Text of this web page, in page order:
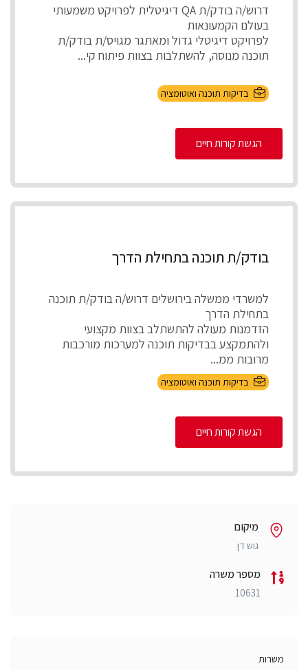
דרוש/ה בודק/ת QA דיגיטלית לפרויקט משמעותי
בעולם הקמעונאות
לפרויקט דיגיטלי גדול ומאתגר מגויס/ת בודק/ת
תוכנה מנוסה, להשתלבות בצוות פיתוח קי...
בדיקות תוכנה ואוטומציה
הגשת קורות חיים
בודק/ת תוכנה בתחילת הדרך
למשרדי ממשלה בירושלים דרוש/ה בודק/ת תוכנה
בתחילת הדרך
הזדמנות מעולה להתשתלב בצוות מקצועי
ולהתמקצע בבדיקות תוכנה למערכות מורכבות
מרובות ממ...
בדיקות תוכנה ואוטומציה
הגשת קורות חיים
מיקום
גוש דן
מספר משרה
10631
משרות